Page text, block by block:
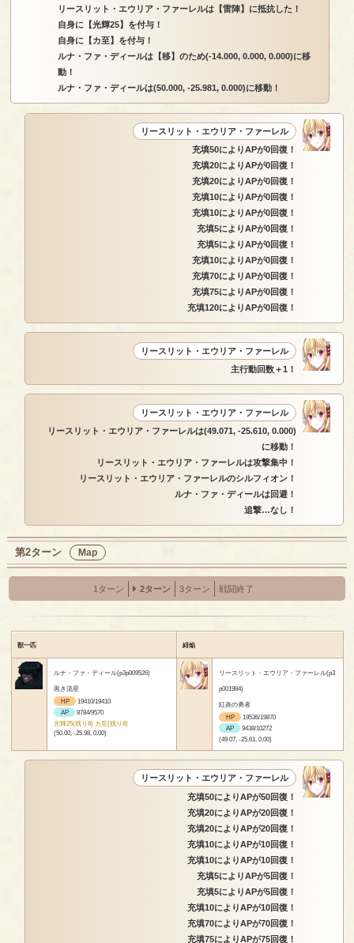
リースリット・エウリア・ファーレルは【雷陣】に抵抗した！
自身に【光輝25】を付与！
自身に【カ至】を付与！
ルナ・ファ・ディールは【移】のため(-14.000, 0.000, 0.000)に移
動！
ルナ・ファ・ディールは(50.000, -25.981, 0.000)に移動！
リースリット・エウリア・ファーレル
充填50によりAPが0回復！
充填20によりAPが0回復！
充填20によりAPが0回復！
充填10によりAPが0回復！
充填10によりAPが0回復！
充填5によりAPが0回復！
充填5によりAPが0回復！
充填10によりAPが0回復！
充填70によりAPが0回復！
充填75によりAPが0回復！
充填120によりAPが0回復！
リースリット・エウリア・ファーレル
主行動回数＋1！
リースリット・エウリア・ファーレル
リースリット・エウリア・ファーレルは(49.071, -25.610, 0.000)
に移動！
リースリット・エウリア・ファーレルは攻撃集中！
リースリット・エウリア・ファーレルのシルフィオン！
ルナ・ファ・ディールは回避！
追撃…なし！
第2ターン Map
1ターン 2ターン 3ターン 戦闘終了
獣一匹 緋焔
ルナ・ファ・ディール(p3p009526)
黒き流星
HP
19410/19410
AP
8784/9570
光輝25(残り8) カ至(残り8)
(50.00, -25.98, 0.00)
リースリット・エウリア・ファーレル(p3
p001984)
紅炎の勇者
HP
19536/19870
AP
9438/10272
(49.07, -25.61, 0.00)
リースリット・エウリア・ファーレル
充填50によりAPが50回復！
充填20によりAPが20回復！
充填20によりAPが20回復！
充填10によりAPが10回復！
充填10によりAPが10回復！
充填5によりAPが5回復！
充填5によりAPが5回復！
充填10によりAPが10回復！
充填70によりAPが70回復！
充填75によりAPが75回復！